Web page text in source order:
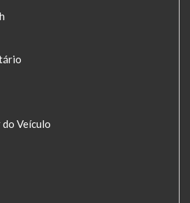
do Veículo